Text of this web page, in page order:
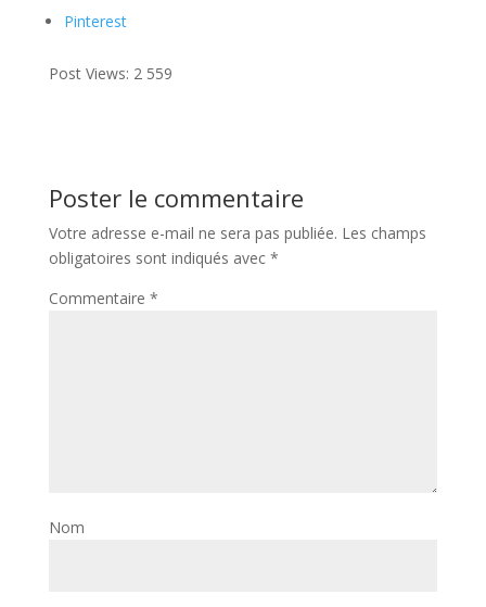
Pinterest
Post Views: 2 559
Poster le commentaire
Votre adresse e-mail ne sera pas publiée. Les champs
obligatoires sont indiqués avec *
Commentaire *
Nom